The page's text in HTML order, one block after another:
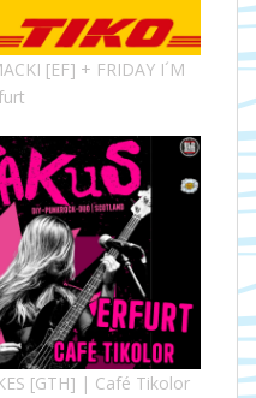
[EF] + FRIDAY I´M
[GTH] | Café Tikolor